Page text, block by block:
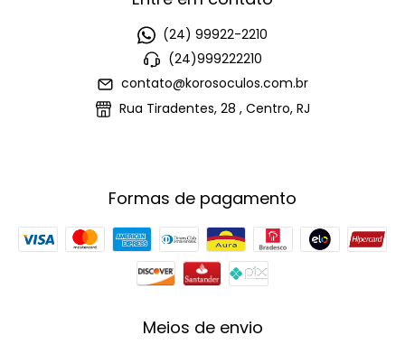
(24) 99922-2210
(24)999222210
contato@korosoculos.com.br
Rua Tiradentes, 28 , Centro, RJ
Formas de pagamento
Meios de envio